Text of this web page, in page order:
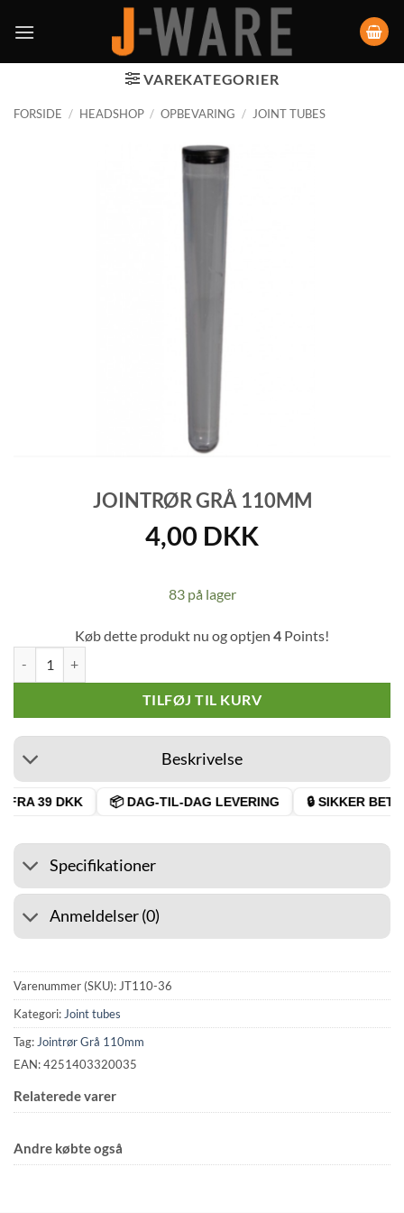
VAREKATEGORIER
FORSIDE / HEADSHOP / OPBEVARING / JOINT TUBES
JOINTRØR GRÅ 110MM
4,00 DKK
83 på lager
Køb dette produkt nu og optjen 4 Points!
TILFØJ TIL KURV
Beskrivelse
39 DKK 📦 DAG-TIL-DAG LEVERING 🔒 SIKKER
Specifikationer
Anmeldelser (0)
Varenummer (SKU): JT110-36
Kategori: Joint tubes
Tag: Jointrør Grå 110mm
EAN: 4251403320035
Relaterede varer
Andre købte også